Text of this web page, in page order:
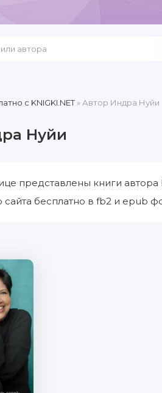
c KNIGKI.NET» Автор Индра Нуйи
Нуйи
представлены книги
бесплатно в fb2 и epub